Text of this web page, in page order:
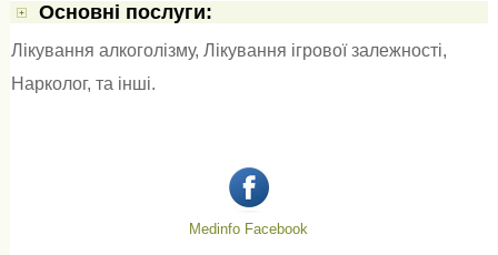
Основні послуги:
Лікування алкоголізму, Лікування ігрової залежності,
Нарколог, та інші.
Medinfo Facebook